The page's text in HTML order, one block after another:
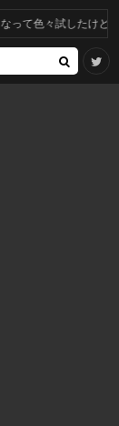
試したけど神記事の